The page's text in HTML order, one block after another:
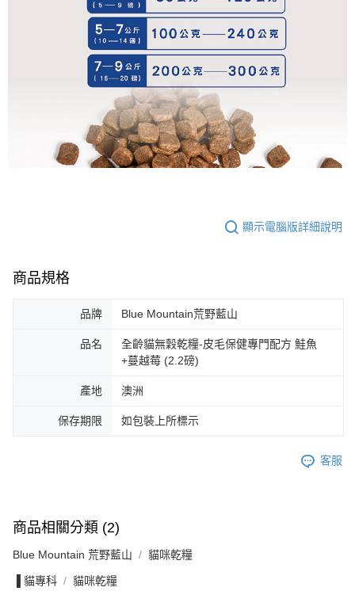
顯示電腦版詳細說明
商品規格
品牌 Blue Mountain荒野藍山
品名
全齡貓無穀乾糧-皮毛保健專門配方 鮭魚
+蔓越莓 (2.2磅)
產地 澳洲
保存期限 如包裝上所標示
客服
商品相關分類 (2)
Blue Mountain 荒野藍山 貓咪乾糧
▐ 貓專科 貓咪乾糧